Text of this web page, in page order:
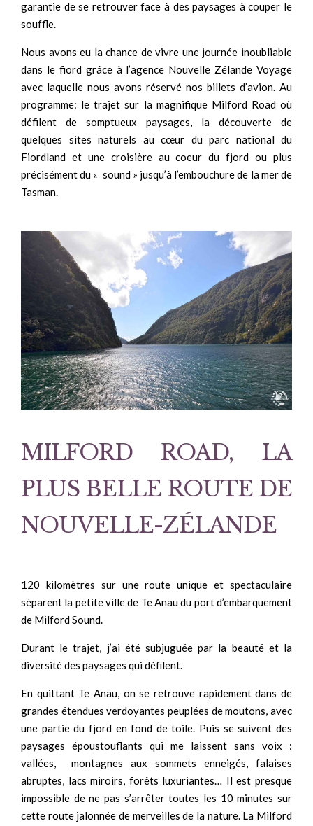
garantie de se retrouver face à des paysages à couper le
souffle.
Nous avons eu la chance de vivre une journée inoubliable
dans le fiord grâce à l’agence Nouvelle Zélande Voyage
avec laquelle nous avons réservé nos billets d’avion. Au
programme: le trajet sur la magnifique Milford Road où
défilent de somptueux paysages, la découverte de
quelques sites naturels au cœur du parc national du
Fiordland et une croisière au coeur du fjord ou plus
précisément du « sound » jusqu’à l’embouchure de la mer de
Tasman.
MILFORD ROAD, LA
PLUS BELLE ROUTE DE
NOUVELLE-ZÉLANDE
120 kilomètres sur une route unique et spectaculaire
séparent la petite ville de Te Anau du port d’embarquement
de Milford Sound.
Durant le trajet, j’ai été subjuguée par la beauté et la
diversité des paysages qui défilent.
En quittant Te Anau, on se retrouve rapidement dans de
grandes étendues verdoyantes peuplées de moutons, avec
une partie du fjord en fond de toile. Puis se suivent des
paysages époustouflants qui me laissent sans voix :
vallées, montagnes aux sommets enneigés, falaises
abruptes, lacs miroirs, forêts luxuriantes… Il est presque
impossible de ne pas s’arrêter toutes les 10 minutes sur
cette route jalonnée de merveilles de la nature. La Milford